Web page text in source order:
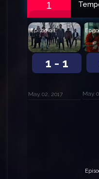
1
1 - 1
Episodio 1
May. 02, 2017 May.